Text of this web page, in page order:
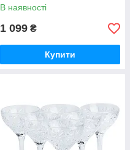
В наявності
1 099 ₴
Купити